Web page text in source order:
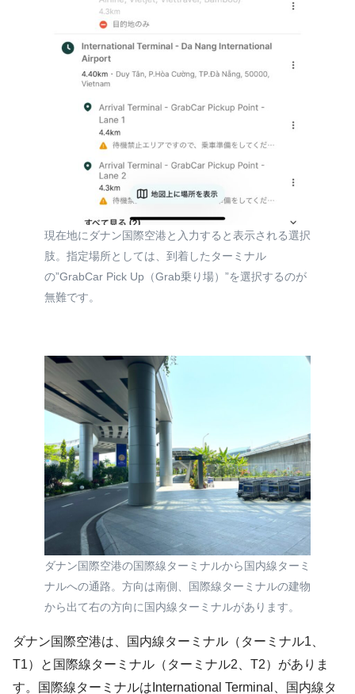
現在地にダナン国際空港と入力すると表示される選択
肢。指定場所としては、到着したターミナル
の”GrabCar Pick Up（Grab乗り場）”を選択するのが
無難です。
ダナン国際空港の国際線ターミナルから国内線ターミ
ナルへの通路。方向は南側、国際線ターミナルの建物
から出て右の方向に国内線ターミナルがあります。
ダナン国際空港は、国内線ターミナル（ターミナル1、
T1）と国際線ターミナル（ターミナル2、T2）がありま
す。国際線ターミナルはInternational Terminal、国内線タ